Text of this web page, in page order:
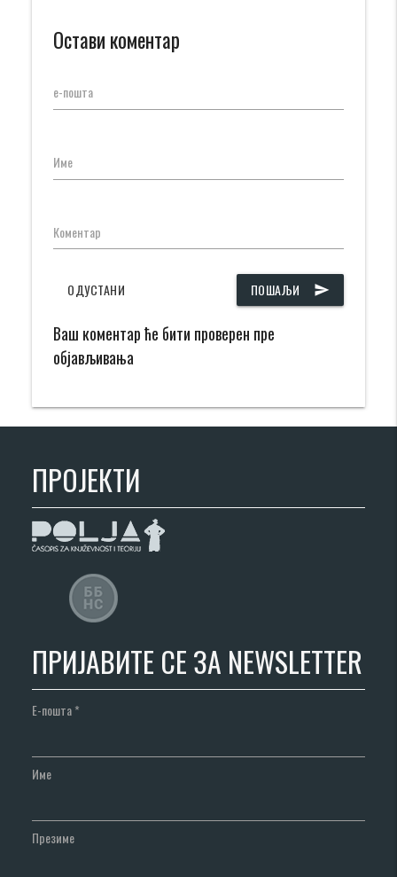
Остави коментар
е-пошта
Име
Коментар
ПОШАЉИ send
ОДУСТАНИ
Ваш коментар ће бити проверен пре
објављивања
ПРОЈЕКТИ
ПРИЈАВИТЕ СЕ ЗА NEWSLETTER
Е-пошта*
Име
Презиме